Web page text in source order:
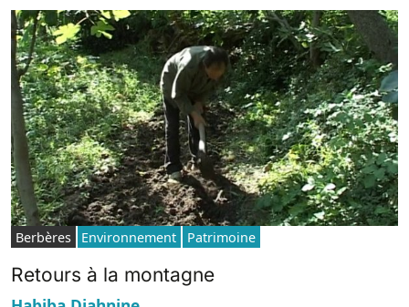
Berbères Environnement Patrimoine
Retours à la montagne